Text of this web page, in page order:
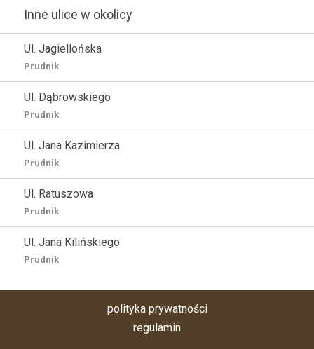
Inne ulice w okolicy
Ul. Jagiellońska
Prudnik
Ul. Dąbrowskiego
Prudnik
Ul. Jana Kazimierza
Prudnik
Ul. Ratuszowa
Prudnik
Ul. Jana Kilińskiego
Prudnik
polityka prywatności
regulamin